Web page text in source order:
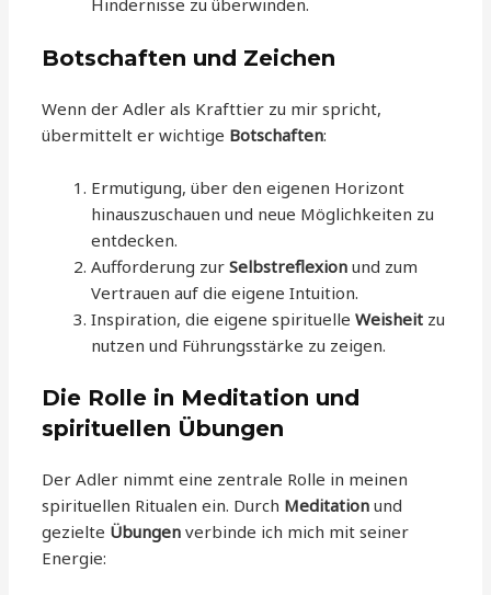
Hindernisse zu überwinden.
Botschaften und Zeichen
Wenn der Adler als Krafttier zu mir spricht,
übermittelt er wichtige Botschaften:
Ermutigung, über den eigenen Horizont
hinauszuschauen und neue Möglichkeiten zu
entdecken.
Aufforderung zurSelbstreflexion und zum
Vertrauen auf die eigene Intuition.
Inspiration, die eigene spirituelleWeisheit zu
nutzen und Führungsstärke zu zeigen.
Die Rolle in Meditation und
spirituellen Übungen
Der Adler nimmt eine zentrale Rolle in meinen
spirituellen Ritualen ein. Durch Meditation und
gezielte Übungen verbinde ich mich mit seiner
Energie: